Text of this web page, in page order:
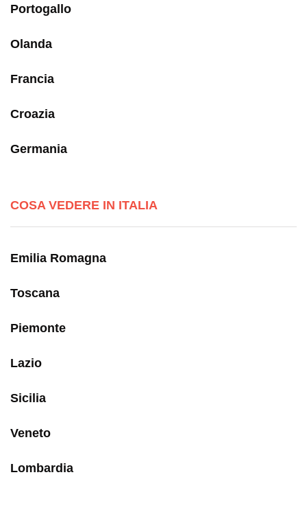
Portogallo
Olanda
Francia
Croazia
Germania
COSA VEDERE IN ITALIA
Emilia Romagna
Toscana
Piemonte
Lazio
Sicilia
Veneto
Lombardia